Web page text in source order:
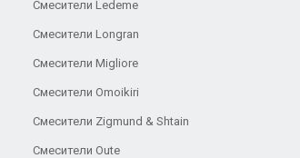
Смесители Ledeme
Смесители Longran
Смесители Migliore
Смесители Omoikiri
Смесители Zigmund & Shtain
Смесители Oute